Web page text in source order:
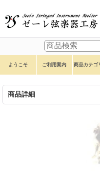
ようこそ ご利用案内 商品カテゴ
商品詳細